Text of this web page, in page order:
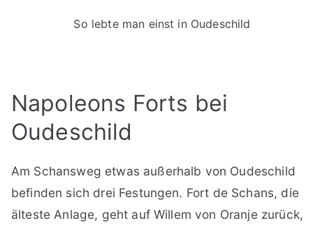
So lebte man einst in Oudeschild
Napoleons Forts bei
Oudeschild
Am Schansweg etwas außerhalb von Oudeschild
befinden sich drei Festungen. Fort de Schans, die
älteste Anlage, geht auf Willem von Oranje zurück,